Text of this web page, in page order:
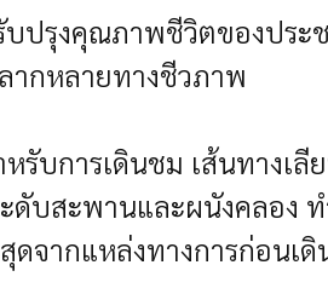
รุงคุณภาพชีวิตของประ
ากหลายทางชีวภาพ
บการเดินชม เส้นทางเลี
ดับสะพานและผนังคลอง
จากแหล่งทางการก่อนเดิ